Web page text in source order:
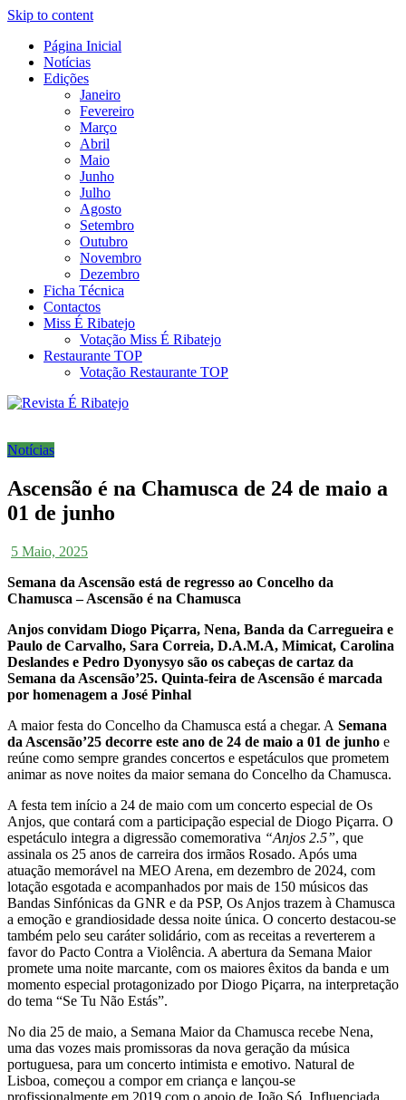
Skip to content
É Ribatejo – Revista Social
Online
Revista Social Online
Página Inicial
Notícias
Edições
Janeiro
Fevereiro
Março
Abril
Maio
Junho
Julho
Agosto
Setembro
Outubro
Novembro
Dezembro
Ficha Técnica
Contactos
Miss É Ribatejo
Votação Miss É Ribatejo
Restaurante TOP
Votação Restaurante TOP
Notícias
Ascensão é na Chamusca de 24 de maio a
01 de junho
5 Maio, 2025
Semana da Ascensão está de regresso ao Concelho da
Chamusca – Ascensão é na Chamusca
Anjos convidam Diogo Piçarra, Nena, Banda da Carregueira e
Paulo de Carvalho, Sara Correia, D.A.M.A, Mimicat, Carolina
Deslandes e Pedro Dyonysyo são os cabeças de cartaz da
Semana da Ascensão’25. Quinta-feira de Ascensão é marcada
por homenagem a José Pinhal
A maior festa do Concelho da Chamusca está a chegar. A Semana
da Ascensão’25 decorre este ano de 24 de maio a 01 de junho e
reúne como sempre grandes concertos e espetáculos que prometem
animar as nove noites da maior semana do Concelho da Chamusca.
A festa tem início a 24 de maio com um concerto especial de Os
Anjos, que contará com a participação especial de Diogo Piçarra. O
espetáculo integra a digressão comemorativa “Anjos 2.5”, que
assinala os 25 anos de carreira dos irmãos Rosado. Após uma
atuação memorável na MEO Arena, em dezembro de 2024, com
lotação esgotada e acompanhados por mais de 150 músicos das
Bandas Sinfónicas da GNR e da PSP, Os Anjos trazem à Chamusca
a emoção e grandiosidade dessa noite única. O concerto destacou-se
também pelo seu caráter solidário, com as receitas a reverterem a
favor do Pacto Contra a Violência. A abertura da Semana Maior
promete uma noite marcante, com os maiores êxitos da banda e um
momento especial protagonizado por Diogo Piçarra, na interpretação
do tema “Se Tu Não Estás”.
No dia 25 de maio, a Semana Maior da Chamusca recebe Nena,
uma das vozes mais promissoras da nova geração da música
portuguesa, para um concerto intimista e emotivo. Natural de
Lisboa, começou a compor em criança e lançou-se
profissionalmente em 2019 com o apoio de João Só. Influenciada